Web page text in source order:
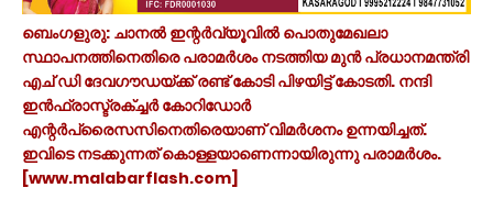
ബെംഗളുരു: ചാനൽ ഇന്റർവ്യൂവിൽ പൊതുമേഖലാ
സ്ഥാപനത്തിനെതിരെ പരാമർശം നടത്തിയ മുൻ പ്രധാനമന്ത്രി
എച് ഡി ദേവഗൗഡയ്ക്ക് രണ്ട് കോടി പിഴയിട്ട് കോടതി. നന്ദി
ഇൻഫ്രാസ്ട്രക്ച്ചർ കോറിഡോർ
എന്റർപ്രൈസസിനെതിരെയാണ് വിമർശനം ഉന്നയിച്ചത്.
ഇവിടെ നടക്കുന്നത് കൊള്ളയാണെന്നായിരുന്നു പരാമർശം.
[www.malabarflash.com]